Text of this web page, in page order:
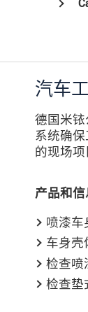
汽车
德国米
系统确
的现场项
产品和信
喷漆车
车身壳
检查喷
检查垫